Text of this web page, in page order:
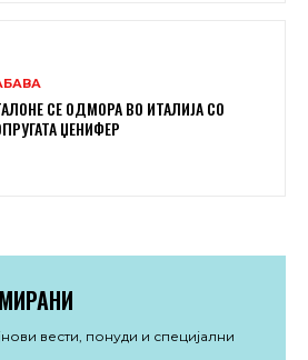
СЕ ОДМОРА ВО ИТАЛИЈА СО
ЏЕНИФЕР
вести, понуди и специјални